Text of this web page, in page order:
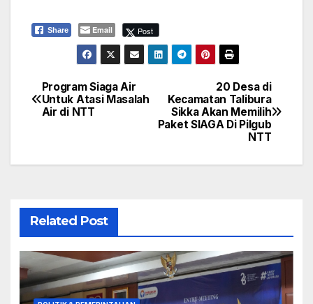
Share Email Post
Navigasi
pos
20 Desa di
Kecamatan Talibura
Sikka Akan Memilih
Paket SIAGA Di Pilgub
NTT
Program Siaga Air
Untuk Atasi Masalah
Air di NTT
Related Post